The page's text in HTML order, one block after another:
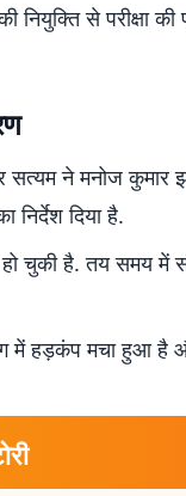
नियुक्ति से परीक्षा
सत्यम ने मनोज कुमार
निर्देश दिया है.
हो चुकी है. तय समय
में हड़कंप मचा हुआ